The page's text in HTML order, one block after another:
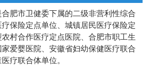
肥市卫健委下属的二级非营利性综合
保险定点单位、城镇居民医疗保险定
村合作医疗定点医院、合肥市职工生
爱婴医院、安徽省妇幼保健医疗联合
疗联合体单位。